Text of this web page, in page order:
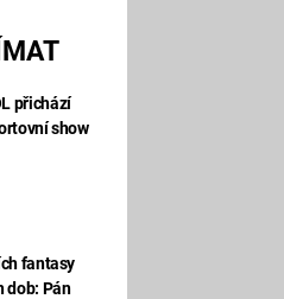
přichází
show
fantasy
dob: Pán